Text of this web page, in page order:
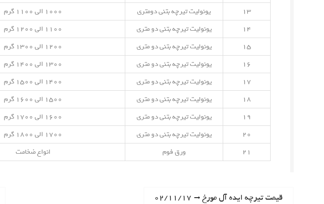
۱۳
یونولیت تیرچه بتنی دومتری ۱۰۰۰ الی ۱۱۰۰ گرم
۱۴
یونولیت تیرچه بتنی دو متری ۱۱۰۰ الی ۱۲۰۰ گرم
۱۵
یونولیت تیرچه بتنی دو متری ۱۲۰۰ الی ۱۳۰۰ گرم
۱۶
یونولیت تیرچه بتنی دو متری ۱۳۰۰ الی ۱۴۰۰ گرم
۱۷
یونولیت تیرچه بتنی دو متری ۱۴۰۰ الی ۱۵۰۰ گرم
۱۸
یونولیت تیرچه بتنی دو متری ۱۵۰۰ الی ۱۶۰۰ گرم
۱۹
یونولیت تیرچه بتنی دو متری ۱۶۰۰ الی ۱۷۰۰ گرم
۲۰
یونولیت تیرچه بتنی دو متری ۱۷۰۰ الی ۱۸۰۰ گرم
۲۱
ورق فوم انواع ضخامت
N
قیمت تیرچه ایده آل مورخ ۰۲/۱۱/۱۷